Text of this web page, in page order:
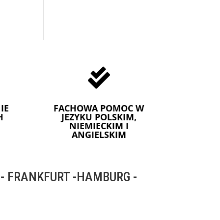

FACHOWA POMOC W
JEZYKU POLSKIM,
NIEMIECKIM I
ANGIELSKIM
FRANKFURT -HAMBURG -